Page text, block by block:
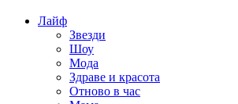
Лайф
Звезди
Шоу
Мода
Здраве и красота
Отново в час